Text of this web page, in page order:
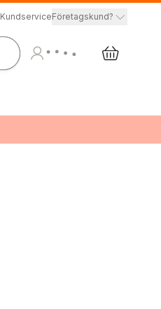
KundserviceFöretagskund?